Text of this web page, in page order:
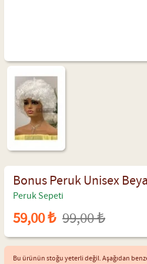
Bonus Peruk Unisex
Peruk Sepeti
59,00 ₺ 99,00 ₺
Bu ürünün stoğu yeterli değil. Aşağıdan